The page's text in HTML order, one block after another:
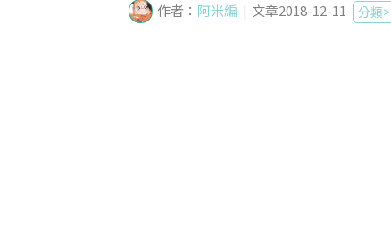
作者： 阿米編 | 文章2018-12-11 分類>